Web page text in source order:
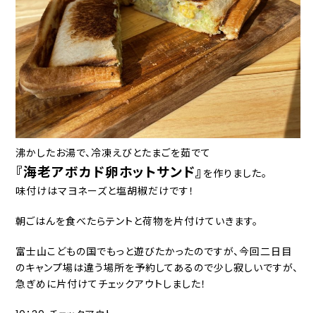
沸かしたお湯で、冷凍えびとたまごを茹でて
『海老アボカド卵ホットサンド』 を作りました。
味付けはマヨネーズと塩胡椒だけです！
朝ごはんを食べたらテントと荷物を片付けていきます。
富士山こどもの国でもっと遊びたかったのですが、今回二日目
のキャンプ場は違う場所を予約してあるので少し寂しいですが、
急ぎめに片付けてチェックアウトしました！